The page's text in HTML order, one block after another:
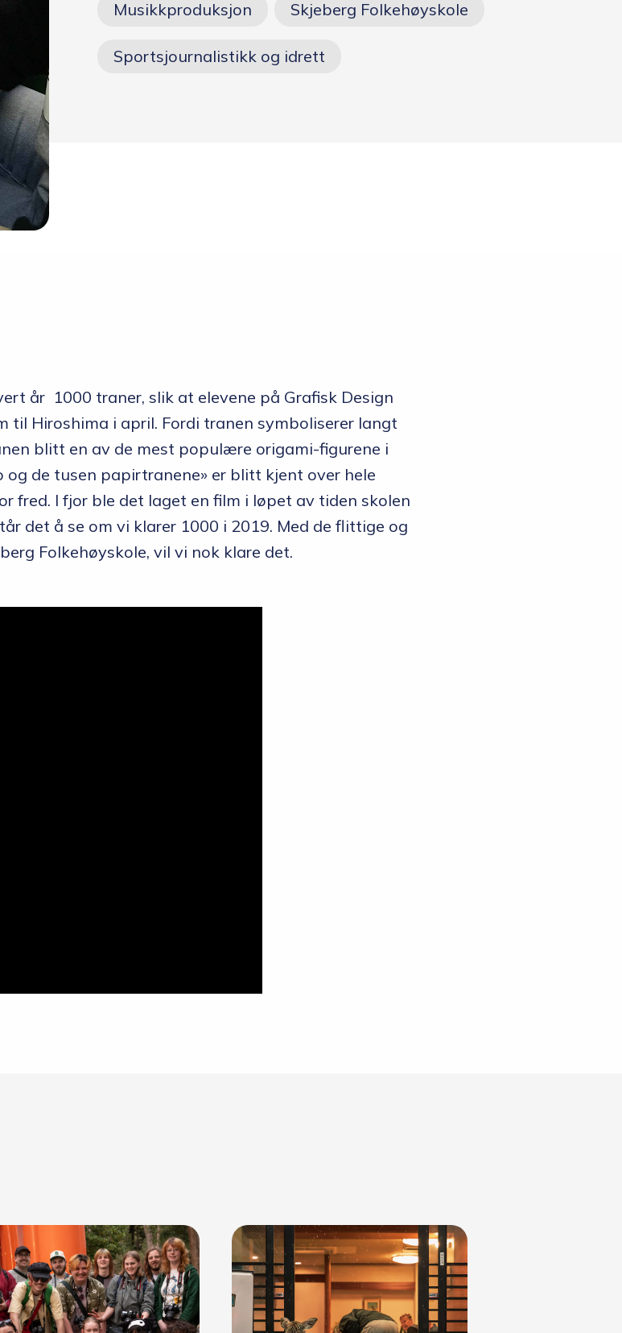
elever
og reglement
Opptakskrav og
priser
Musikkproduksjon Skjeberg Folkehøyskole
Sportsjournalistikk og idrett
år 1000 traner, slik at elevene på Grafisk Design
til Hiroshima i april. Fordi tranen symboliserer langt
blitt en av de mest populære origami-figurene i
og de tusen papirtranene» er blitt kjent over hele
fred. I fjor ble det laget en film i løpet av tiden skolen
det å se om vi klarer 1000 i 2019. Med de flittige og
Folkehøyskole, vil vi nok klare det.